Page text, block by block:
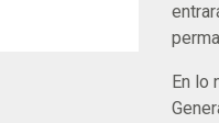
En lo